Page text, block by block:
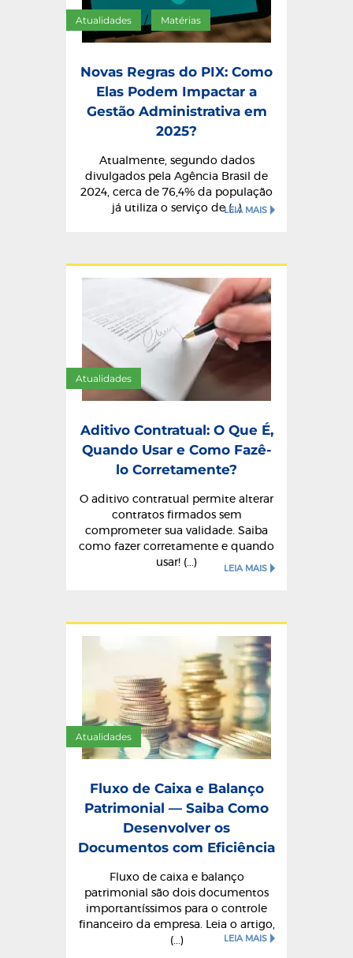
Atualidades / Matérias
Novas Regras do PIX: Como
Elas Podem Impactar a
Gestão Administrativa em
2025?
Atualmente, segundo dados
divulgados pela Agência Brasil de
2024, cerca de 76,4% da população
já utiliza o serviço de (...)LEIA MAIS
Atualidades
Aditivo Contratual: O Que É,
Quando Usar e Como Fazê-
lo Corretamente?
O aditivo contratual permite alterar
contratos firmados sem
comprometer sua validade. Saiba
como fazer corretamente e quando
usar! (...)
LEIA MAIS
Atualidades
Fluxo de Caixa e Balanço
Patrimonial — Saiba Como
Desenvolver os
Documentos com Eficiência
Fluxo de caixa e balanço
patrimonial são dois documentos
importantíssimos para o controle
financeiro da empresa. Leia o artigo,
(...)
LEIA MAIS